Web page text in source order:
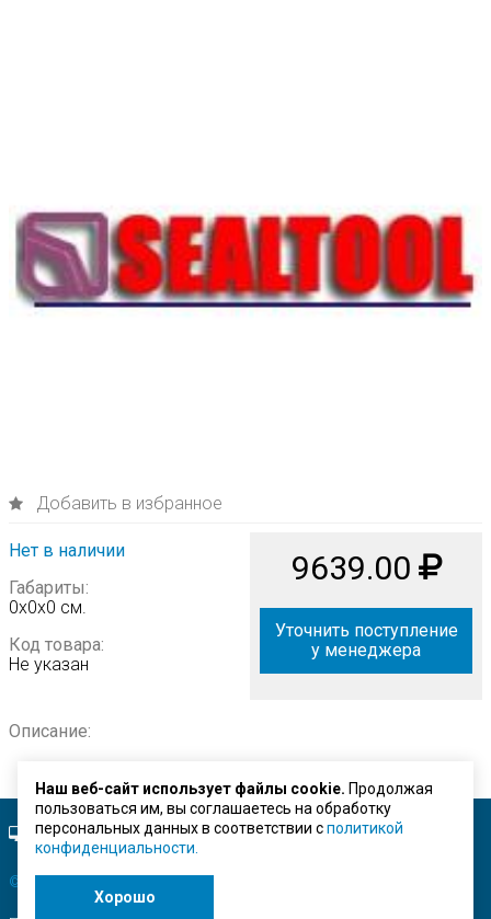
Добавить в избранное
Нет в наличии
Габариты:
0х0х0 см.
Код товара:
Не указан
9639.00
Уточнить поступление
у менеджера
Описание:
Полная версия сайта.
© ЗАО "Строймашсервис"
Наш веб-сайт использует файлы cookie. Продолжая
пользоваться им, вы соглашаетесь на обработку
персональных данных в соответствии сполитикой
конфиденциальности.
Хорошо